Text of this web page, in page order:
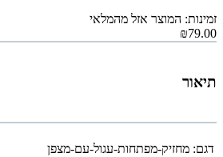
זמינות: המוצר אזל מהמלאי
₪79.00
תיאור
דגם: מחזיק-מפתחות-עגול-עם-מצפן